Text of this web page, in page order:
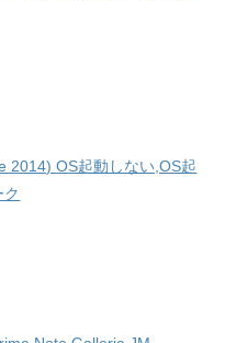
2014) OS起動しない,OS起